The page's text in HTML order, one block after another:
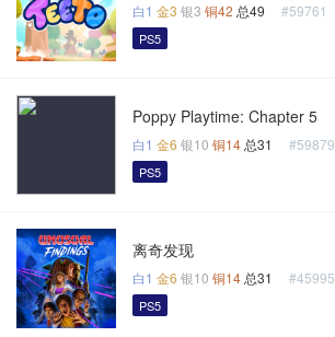
白1 金3 银3 铜42 总49 #59761
PS5
Poppy Playtime: Chapter 5
白1 金6 银10 铜14 总31 #59879
PS5
离奇发现
白1 金6 银10 铜14 总31 #45995
PS5